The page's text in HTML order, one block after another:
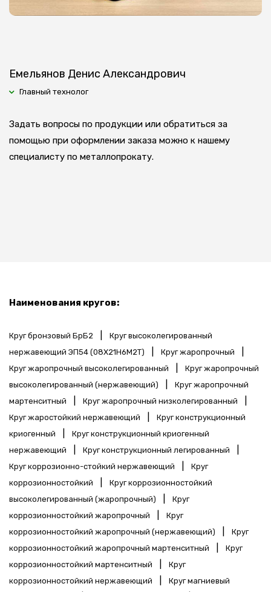
Емельянов Денис Александрович
Главный технолог
Задать вопросы по продукции или обратиться за
помощью при оформлении заказа можно к нашему
специалисту по металлопрокату.
Наименования кругов:
Круг бронзовый БрБ2
Круг высоколегированный
нержавеющий ЭП54 (08Х21Н6М2Т)
Круг жаропрочный
Круг жаропрочный высоколегированный
Круг жаропрочный
высоколегированный (нержавеющий)
Круг жаропрочный
мартенситный
Круг жаропрочный низколегированный
Круг жаростойкий нержавеющий
Круг конструкционный
криогенный
Круг конструкционный криогенный
нержавеющий
Круг конструкционный легированный
Круг коррозионно-стойкий нержавеющий
Круг
коррозионностойкий
Круг коррозионностойкий
высоколегированный (жаропрочный)
Круг
коррозионностойкий жаропрочный
Круг
коррозионностойкий жаропрочный (нержавеющий)
Круг
коррозионностойкий жаропрочный мартенситный
Круг
коррозионностойкий мартенситный
Круг
коррозионностойкий нержавеющий
Круг магниевый